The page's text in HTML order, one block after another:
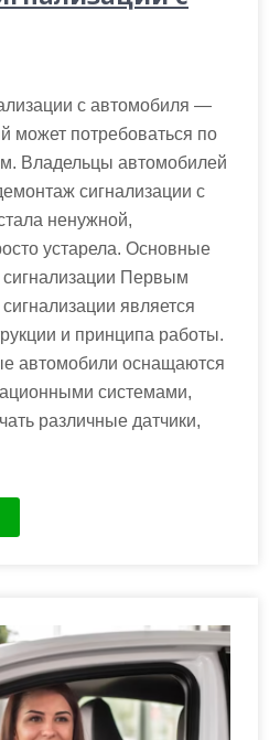
с автомобиля —
может потребоваться по
Владельцы автомобилей
сигнализации с
ненужной,
устарела. Основные
Первым
является
и принципа работы.
автомобили оснащаются
системами,
различные датчики,